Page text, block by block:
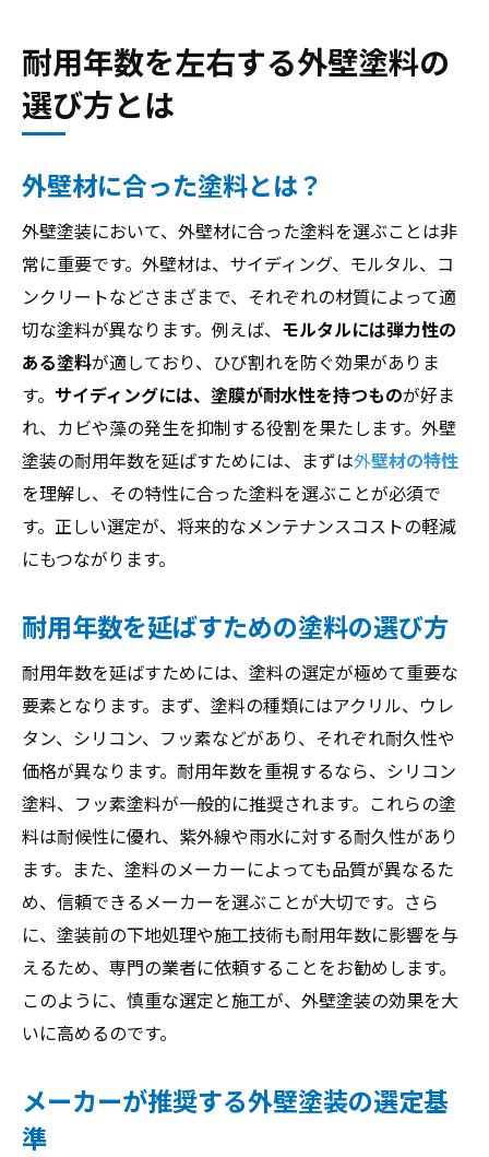
耐用年数を左右する外壁塗料の
選び方とは
外壁材に合った塗料とは？
外壁塗装において、外壁材に合った塗料を選ぶことは非
常に重要です。外壁材は、サイディング、モルタル、コ
ンクリートなどさまざまで、それぞれの材質によって適
切な塗料が異なります。例えば、 モルタルには弾力性の
ある塗料が適しており、ひび割れを防ぐ効果がありま
す。 サイディングには、塗膜が耐水性を持つものが好ま
れ、カビや藻の発生を抑制する役割を果たします。外壁
塗装の耐用年数を延ばすためには、まずは外壁材の特性
を理解し、その特性に合った塗料を選ぶことが必須で
す。正しい選定が、将来的なメンテナンスコストの軽減
にもつながります。
耐用年数を延ばすための塗料の選び方
耐用年数を延ばすためには、塗料の選定が極めて重要な
要素となります。まず、塗料の種類にはアクリル、ウレ
タン、シリコン、フッ素などがあり、それぞれ耐久性や
価格が異なります。耐用年数を重視するなら、シリコン
塗料、フッ素塗料が一般的に推奨されます。これらの塗
料は耐候性に優れ、紫外線や雨水に対する耐久性があり
ます。また、塗料のメーカーによっても品質が異なるた
め、信頼できるメーカーを選ぶことが大切です。さら
に、塗装前の下地処理や施工技術も耐用年数に影響を与
えるため、専門の業者に依頼することをお勧めします。
このように、慎重な選定と施工が、外壁塗装の効果を大
いに高めるのです。
メーカーが推奨する外壁塗装の選定基
準